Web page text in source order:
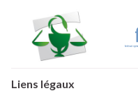
Liens légaux